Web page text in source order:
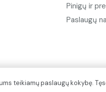
Pinigų ir
Paslaugų
teikiamų paslaugų kokybę.